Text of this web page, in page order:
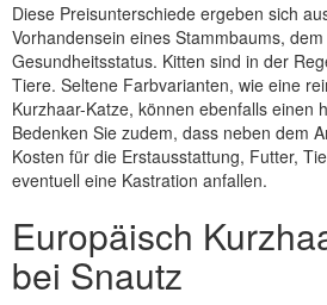
Diese Preisunterschiede ergeben sich
Vorhandensein eines Stammbaums,
Gesundheitsstatus. Kitten sind in der
Tiere. Seltene Farbvarianten, wie eine
Kurzhaar-Katze, können ebenfalls einen
Bedenken Sie zudem, dass neben dem
Kosten für die Erstausstattung, Futter,
eventuell eine Kastration anfallen.
Europäisch
bei Snautz